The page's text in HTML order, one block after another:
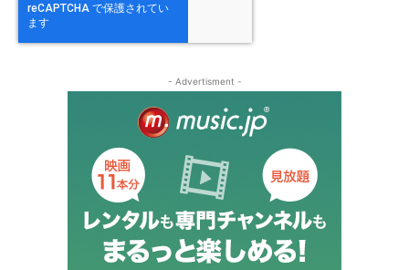
- Advertisment -